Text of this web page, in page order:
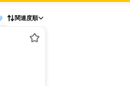
関連度順